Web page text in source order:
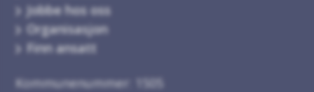
Jobbe hos oss
Organisasjon
Finn ansatt
Kommunenummer: 1505